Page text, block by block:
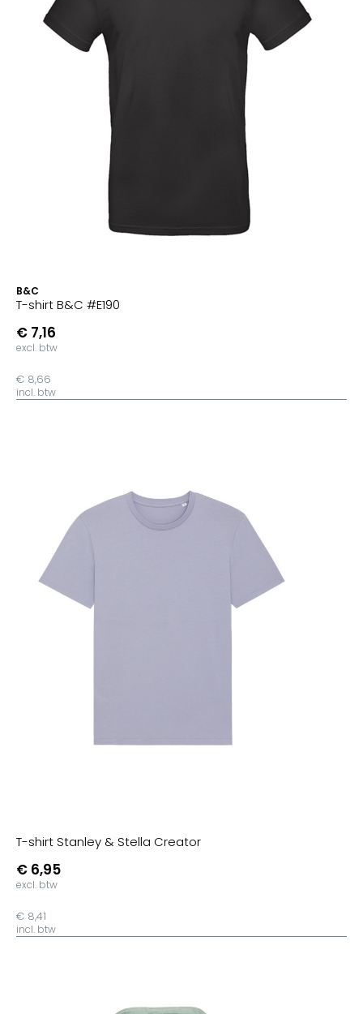
B&C
T-shirt B&C #E190
€ 7,16
excl. btw
€ 8,66
incl. btw
T-shirt Stanley & Stella Creator
€ 6,95
excl. btw
€ 8,41
incl. btw